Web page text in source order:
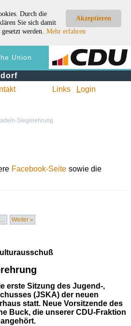
Akzeptieren
Durch die
Sie sich damit
werden. Mehr erfahren
Union
Links Login
Siegerehrung
Facebook-Seite sowie die
… Weiter »
erste Sitzung des Jugend-,
(JSKA) der neuen
statt. Neue Vorsitzende des
Buck, die unserer CDU-Fraktion